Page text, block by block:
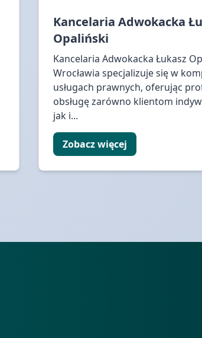
Kancelaria Adwokacka
Opaliński
Kancelaria Adwokacka Łukasz
Wrocławia specjalizuje się w
usługach prawnych, oferując
obsługę zarówno klientom
jak i...
Zobacz więcej